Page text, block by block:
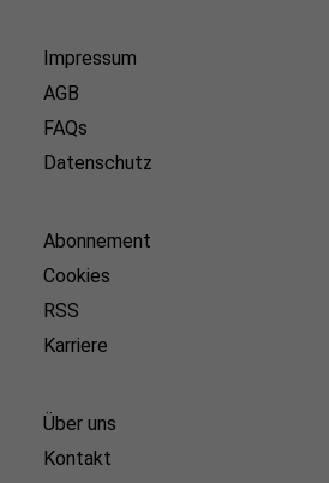
Impressum
AGB
FAQs
Datenschutz
Abonnement
Cookies
RSS
Karriere
Über uns
Kontakt